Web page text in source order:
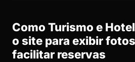
Como Turismo e
o site para exibir
facilitar reservas